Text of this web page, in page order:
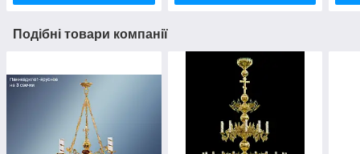
Подібні товари компанії